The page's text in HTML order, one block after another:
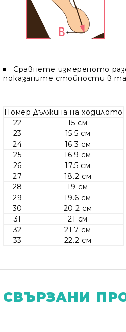
Сравнете измереното
показаните стойности в
Номер Дължина на ходилото
22
15 см
23
15.5 см
24
16.3 см
25
16.9 см
26
17.5 см
27
18.2 см
28
19 см
29
19.6 см
30
20.2 см
31
21 см
32
21.7 см
33
22.2 см
СВЪРЗАНИ